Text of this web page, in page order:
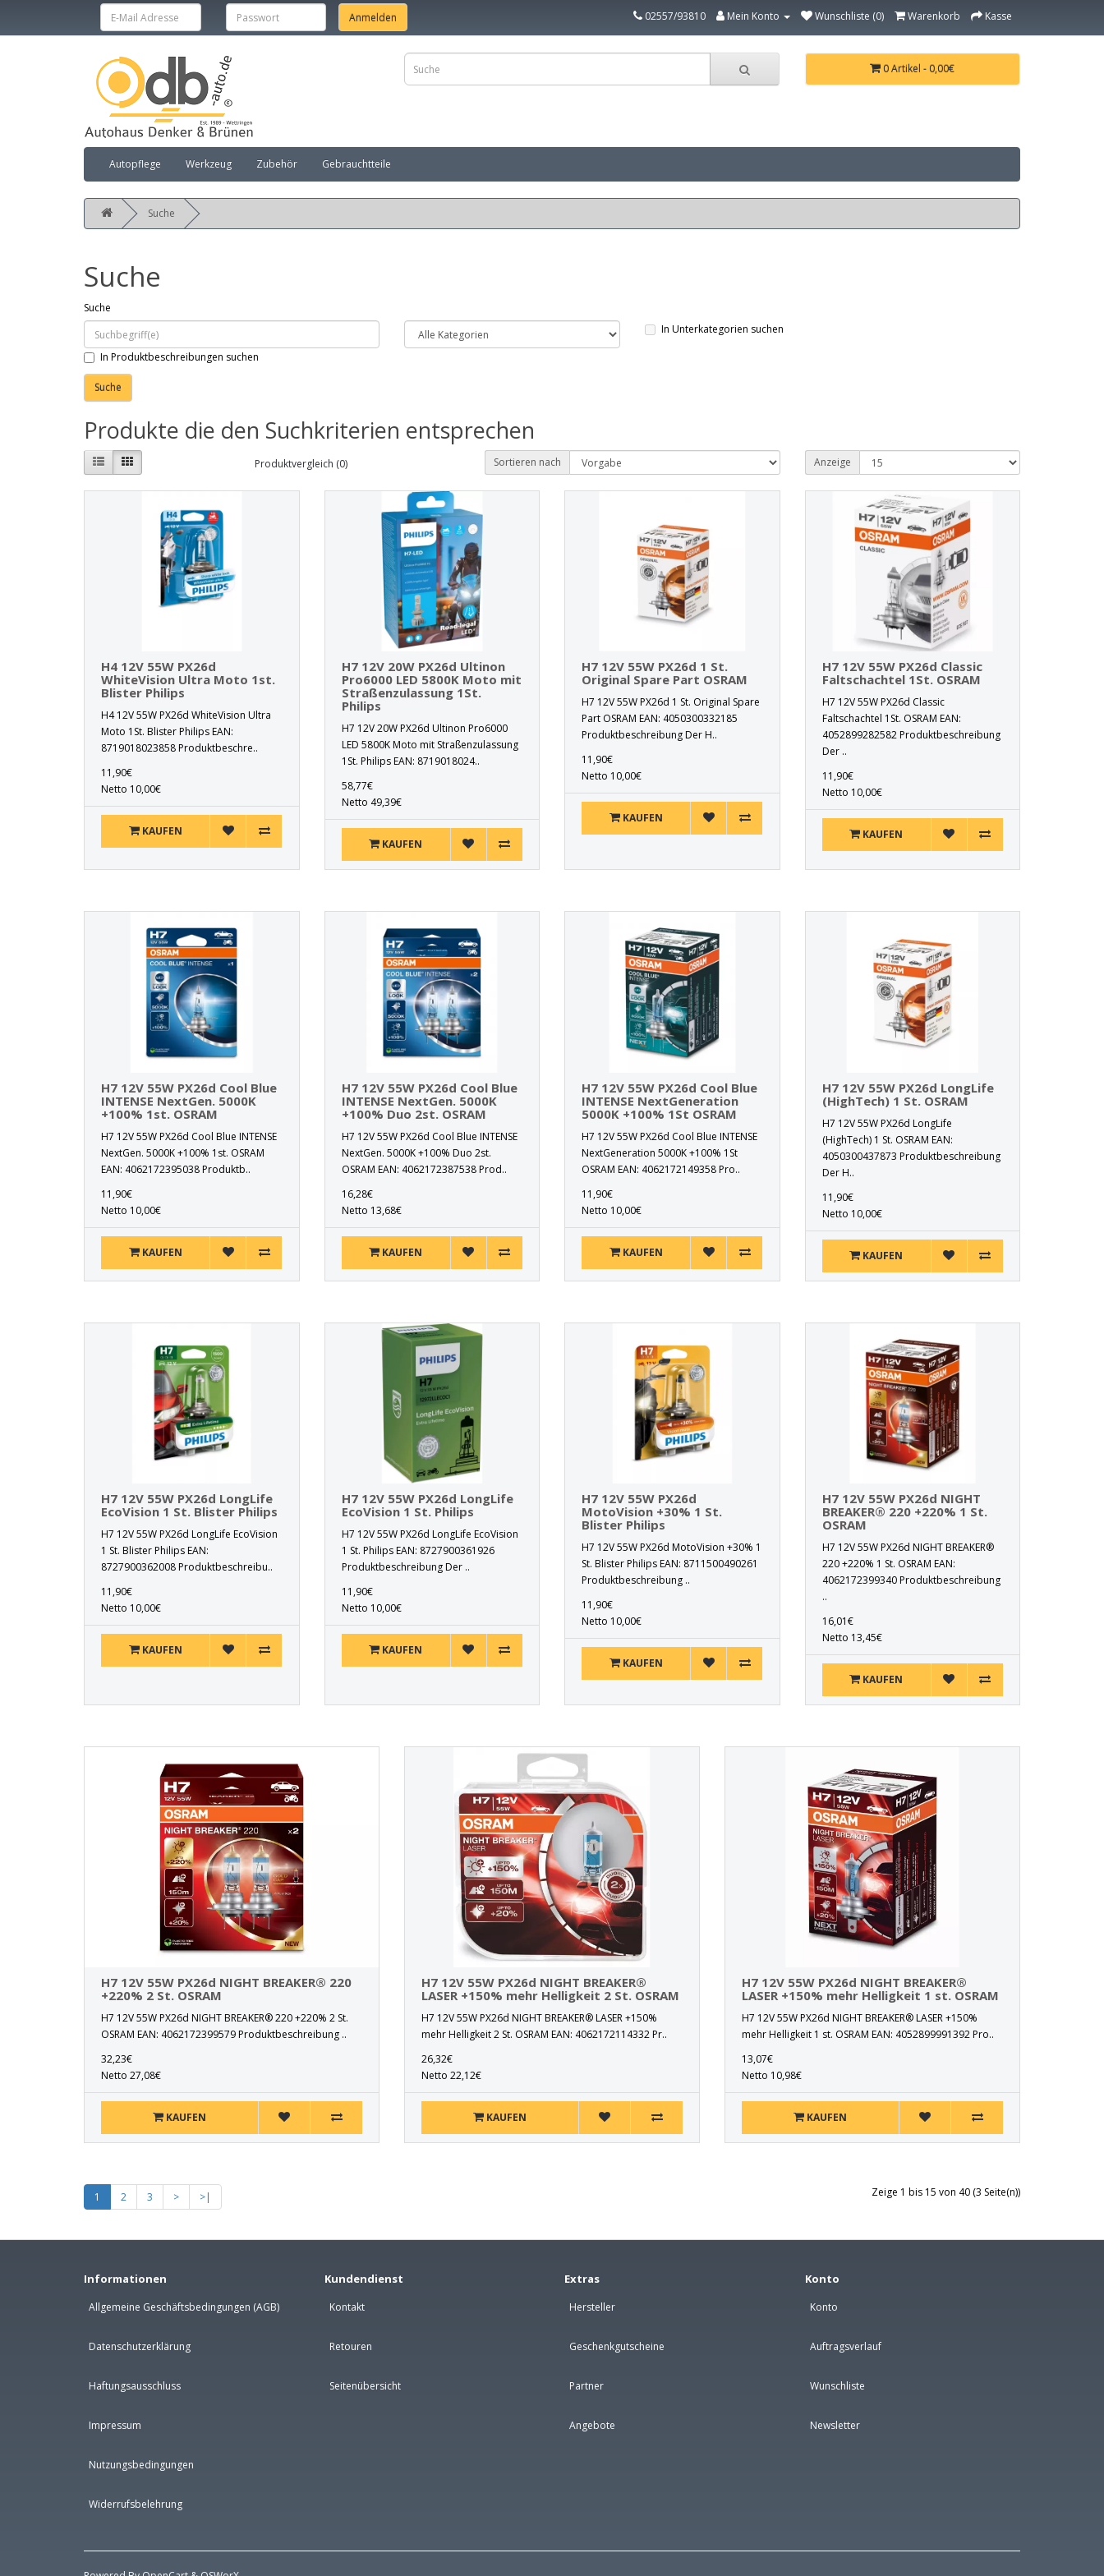
02557/93810 Mein Konto Wunschliste (0) Warenkorb Kasse
0 Artikel - 0,00€
Autopflege Werkzeug Zubehör Gebrauchtteile
Suche
Suche
Suche
In Unterkategorien suchen
In Produktbeschreibungen suchen
Produkte die den Suchkriterien entsprechen
Produktvergleich (0) Sortieren nach Anzeige
H4 12V 55W PX26d
WhiteVision Ultra Moto 1st.
Blister Philips
H4 12V 55W PX26d WhiteVision Ultra
Moto 1St. Blister Philips EAN:
8719018023858 Produktbeschre..
11,90€
Netto 10,00€
KAUFEN
H7 12V 20W PX26d Ultinon
Pro6000 LED 5800K Moto mit
Straßenzulassung 1St.
Philips
H7 12V 20W PX26d Ultinon Pro6000
LED 5800K Moto mit Straßenzulassung
1St. Philips EAN: 8719018024..
58,77€
Netto 49,39€
KAUFEN
H7 12V 55W PX26d 1 St.
Original Spare Part OSRAM
H7 12V 55W PX26d 1 St. Original Spare
Part OSRAM EAN: 4050300332185
Produktbeschreibung Der H..
11,90€
Netto 10,00€
KAUFEN
H7 12V 55W PX26d Classic
Faltschachtel 1St. OSRAM
H7 12V 55W PX26d Classic
Faltschachtel 1St. OSRAM EAN:
4052899282582 Produktbeschreibung
Der ..
11,90€
Netto 10,00€
KAUFEN
H7 12V 55W PX26d Cool Blue
INTENSE NextGen. 5000K
+100% 1st. OSRAM
H7 12V 55W PX26d Cool Blue INTENSE
NextGen. 5000K +100% 1st. OSRAM
EAN: 4062172395038 Produktb..
11,90€
Netto 10,00€
KAUFEN
H7 12V 55W PX26d Cool Blue
INTENSE NextGen. 5000K
+100% Duo 2st. OSRAM
H7 12V 55W PX26d Cool Blue INTENSE
NextGen. 5000K +100% Duo 2st.
OSRAM EAN: 4062172387538 Prod..
16,28€
Netto 13,68€
KAUFEN
H7 12V 55W PX26d Cool Blue
INTENSE NextGeneration
5000K +100% 1St OSRAM
H7 12V 55W PX26d Cool Blue INTENSE
NextGeneration 5000K +100% 1St
OSRAM EAN: 4062172149358 Pro..
11,90€
Netto 10,00€
KAUFEN
H7 12V 55W PX26d LongLife
(HighTech) 1 St. OSRAM
H7 12V 55W PX26d LongLife
(HighTech) 1 St. OSRAM EAN:
4050300437873 Produktbeschreibung
Der H..
11,90€
Netto 10,00€
KAUFEN
H7 12V 55W PX26d LongLife
EcoVision 1 St. Blister Philips
H7 12V 55W PX26d LongLife EcoVision
1 St. Blister Philips EAN:
8727900362008 Produktbeschreibu..
11,90€
Netto 10,00€
KAUFEN
H7 12V 55W PX26d LongLife
EcoVision 1 St. Philips
H7 12V 55W PX26d LongLife EcoVision
1 St. Philips EAN: 8727900361926
Produktbeschreibung Der ..
11,90€
Netto 10,00€
KAUFEN
H7 12V 55W PX26d
MotoVision +30% 1 St.
Blister Philips
H7 12V 55W PX26d MotoVision +30% 1
St. Blister Philips EAN: 8711500490261
Produktbeschreibung ..
11,90€
Netto 10,00€
KAUFEN
H7 12V 55W PX26d NIGHT
BREAKER® 220 +220% 1 St.
OSRAM
H7 12V 55W PX26d NIGHT BREAKER®
220 +220% 1 St. OSRAM EAN:
4062172399340 Produktbeschreibung
..
16,01€
Netto 13,45€
KAUFEN
H7 12V 55W PX26d NIGHT BREAKER® 220
+220% 2 St. OSRAM
H7 12V 55W PX26d NIGHT BREAKER® 220 +220% 2 St.
OSRAM EAN: 4062172399579 Produktbeschreibung ..
32,23€
Netto 27,08€
KAUFEN
H7 12V 55W PX26d NIGHT BREAKER®
LASER +150% mehr Helligkeit 2 St. OSRAM
H7 12V 55W PX26d NIGHT BREAKER® LASER +150%
mehr Helligkeit 2 St. OSRAM EAN: 4062172114332 Pr..
26,32€
Netto 22,12€
KAUFEN
H7 12V 55W PX26d NIGHT BREAKER®
LASER +150% mehr Helligkeit 1 st. OSRAM
H7 12V 55W PX26d NIGHT BREAKER® LASER +150%
mehr Helligkeit 1 st. OSRAM EAN: 4052899991392 Pro..
13,07€
Netto 10,98€
KAUFEN
1 2 3 > >| Zeige 1 bis 15 von 40 (3 Seite(n))
Informationen
Allgemeine Geschäftsbedingungen (AGB)
Datenschutzerklärung
Haftungsausschluss
Impressum
Nutzungsbedingungen
Widerrufsbelehrung
Kundendienst
Kontakt
Retouren
Seitenübersicht
Extras
Hersteller
Geschenkgutscheine
Partner
Angebote
Konto
Konto
Auftragsverlauf
Wunschliste
Newsletter